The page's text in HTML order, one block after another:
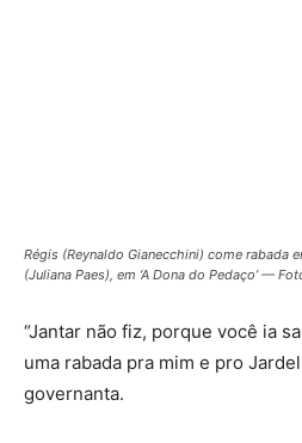
Régis (Reynaldo Gianecchini) come rabada
(Juliana Paes), em ‘A Dona do Pedaço’ —
“Jantar não fiz, porque você ia
uma rabada pra mim e pro
governanta.